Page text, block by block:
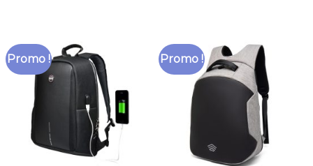
Promo ! Promo !